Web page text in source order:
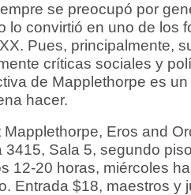
se preocupó por
lo convirtió en uno de los
Pues, principalmente,
críticas sociales y
de Mapplethorpe es
hacer.
Mapplethorpe, Eros and
3415, Sala 5, segundo
12-20 horas, miércoles
Entrada $18, maestros y